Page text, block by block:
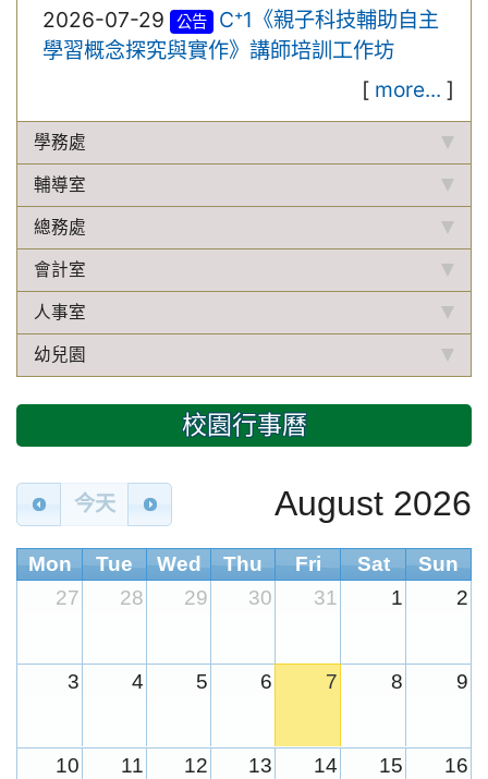
2026-07-29
公告
C⁺1《親子科技輔助自主
學習概念探究與實作》講師培訓工作坊
[ more... ]
學務處
輔導室
總務處
會計室
人事室
幼兒園
校園行事曆
今天 August 2026
Mon Tue Wed Thu Fri Sat
Sun
27
28 29 30 31 1 2
3 4 5 6 7 8 9
10 11 12 13 14 15 16